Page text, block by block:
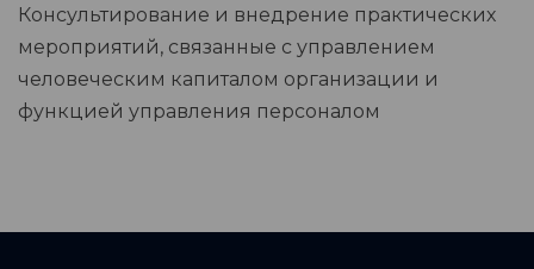
Консультирование и внедрение практических
мероприятий, связанные с управлением
человеческим капиталом организации и
функцией управления персоналом